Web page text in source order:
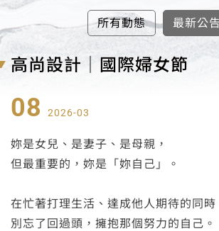
所有動態 最新公告
高尚設計│國際婦女節
08 2026-03
妳是女兒、是妻子、是母親，
但最重要的，妳是「妳自己」。
在忙著打理生活、達成他人期待的同時
別忘了回過頭，擁抱那個努力的自己。